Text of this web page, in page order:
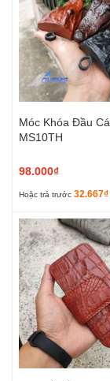
Móc Khóa Đầu
MS10TH
98.000₫
Hoặc trả trước 32.667₫